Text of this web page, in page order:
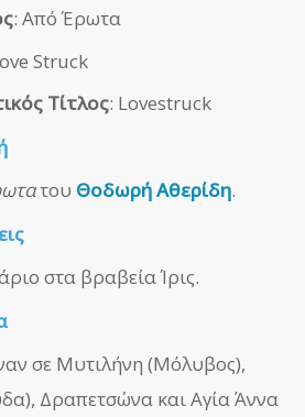
: Από Έρωτα
Struck
Τίτλος: Lovestruck
του Θοδωρή Αθερίδη.
στα βραβεία Ίρις.
σε Μυτιλήνη (Μόλυβος),
Δραπετσώνα και Αγία Άννα